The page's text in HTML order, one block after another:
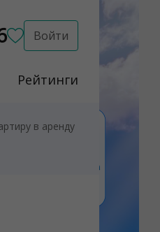
Войти
Рейтинги
в аренду